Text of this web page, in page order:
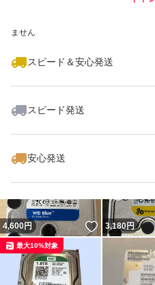
ません
スピード＆安心発送
スピード発送
安心発送
4,600円 いいね！
3,180円
最大10%対象